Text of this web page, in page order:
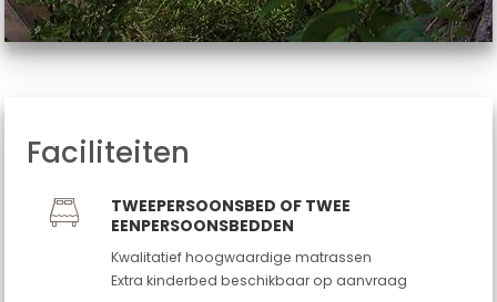
Faciliteiten
TWEEPERSOONSBED OF TWEE
EENPERSOONSBEDDEN
Kwalitatief hoogwaardige matrassen
Extra kinderbed beschikbaar op aanvraag